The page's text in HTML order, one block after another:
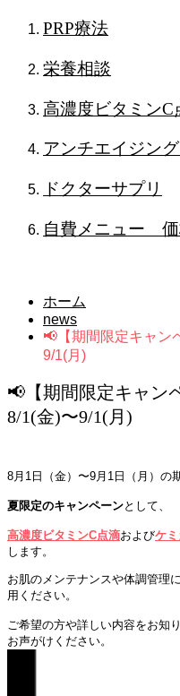
PRP療法
栄養相談
高濃度ビタミンC
アンチエイジン
ドクターサプリ
自費メニュー 価
ホーム
news
📢【期間限定キャン
9/1(月)
📢【期間限定キャン
8/1(金)〜9/1(月)
8月1日（金）〜9月1日（月）の
夏限定のキャンペーンとして、
高濃度ビタミンC点滴およびケ
します。
お肌のメンテナンスや体調管理
用ください。
ご希望の方や詳しい内容をお知
お声がけください。